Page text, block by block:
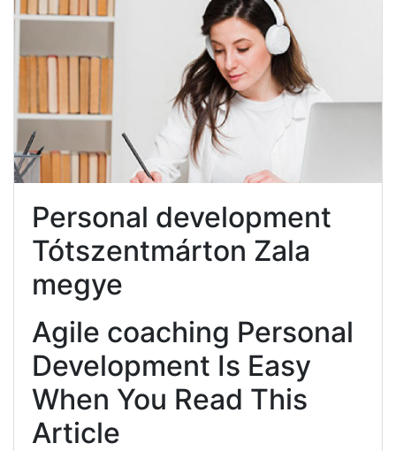
Personal development
Tótszentmárton Zala
megye
Agile coaching Personal
Development Is Easy
When You Read This
Article